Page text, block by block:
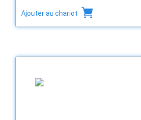
Ajouter au chariot